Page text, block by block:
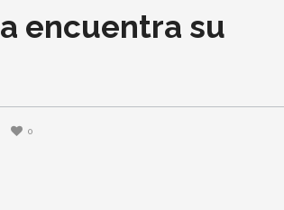
encuentra su
0